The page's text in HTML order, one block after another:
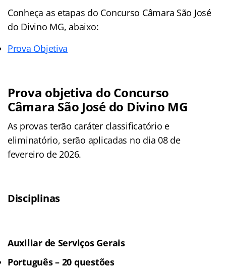
Conheça as etapas do Concurso Câmara São José
do Divino MG, abaixo:
Prova Objetiva
Prova objetiva do Concurso
Câmara São José do Divino MG
As provas terão caráter classificatório e
eliminatório, serão aplicadas no dia 08 de
fevereiro de 2026.
Disciplinas
Auxiliar de Serviços Gerais
Português – 20 questões